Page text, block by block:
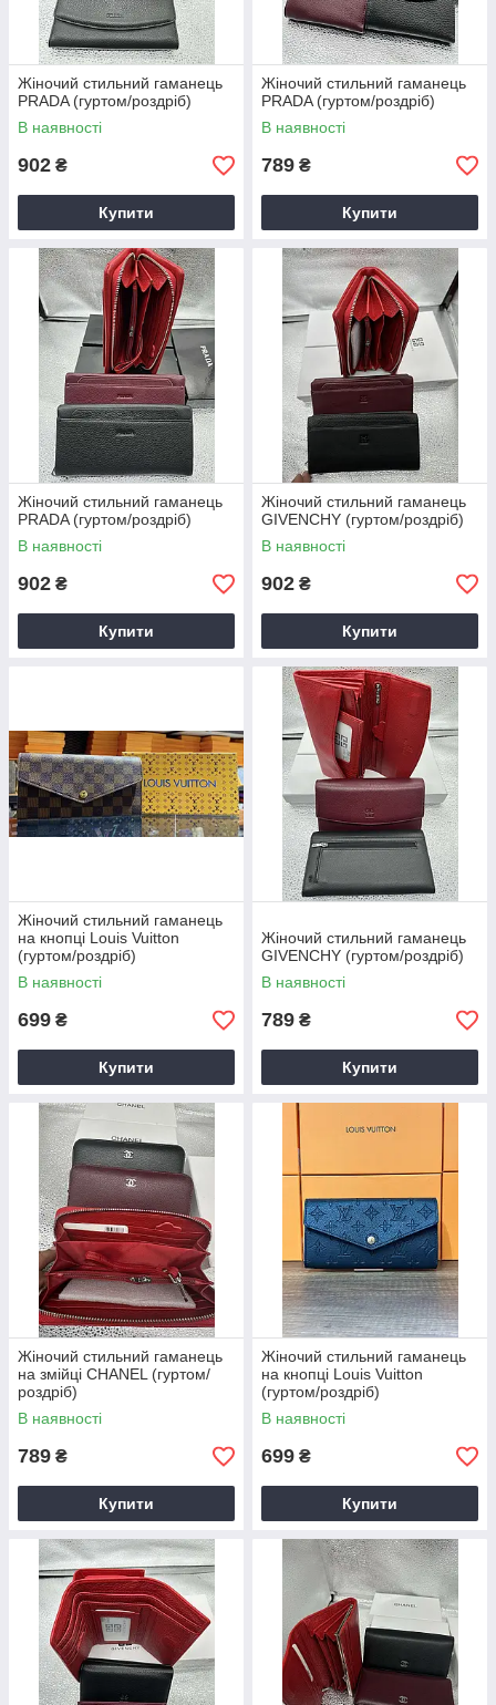
Жіночий стильний гаманець
PRADA (гуртом/роздріб)
В наявності
902 ₴
Купити
Жіночий стильний гаманець
PRADA (гуртом/роздріб)
В наявності
789 ₴
Купити
Жіночий стильний гаманець
PRADA (гуртом/роздріб)
В наявності
902 ₴
Купити
Жіночий стильний гаманець
GIVENCHY (гуртом/роздріб)
В наявності
902 ₴
Купити
Жіночий стильний гаманець
на кнопці Louis Vuitton
(гуртом/роздріб)
В наявності
699 ₴
Купити
Жіночий стильний гаманець
GIVENCHY (гуртом/роздріб)
В наявності
789 ₴
Купити
Жіночий стильний гаманець
на змійці CHANEL (гуртом/
роздріб)
В наявності
789 ₴
Купити
Жіночий стильний гаманець
на кнопці Louis Vuitton
(гуртом/роздріб)
В наявності
699 ₴
Купити